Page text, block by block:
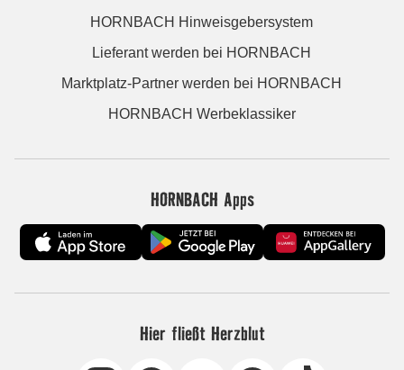
HORNBACH Hinweisgebersystem
Lieferant werden bei HORNBACH
Marktplatz-Partner werden bei HORNBACH
HORNBACH Werbeklassiker
HORNBACH Apps
Hier fließt Herzblut